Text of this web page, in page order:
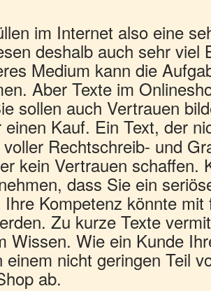
im Internet also eine
deshalb auch sehr viel
Medium kann die
Aber Texte im
sollen auch Vertrauen
Kauf. Ein Text, der
Rechtschreib- und
kein Vertrauen schaffen.
dass Sie ein
Ihre Kompetenz könnte
Zu kurze Texte
Wissen. Wie ein Kunde
einem nicht geringen Teil
ab.